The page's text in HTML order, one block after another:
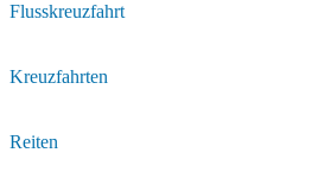
Flusskreuzfahrt
Kreuzfahrten
Reiten